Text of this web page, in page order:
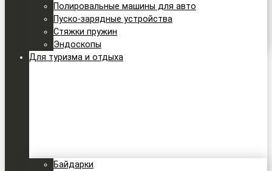
Полировальные машины для авто
Пуско-зарядные устройства
Стяжки пружин
Эндоскопы
Для туризма и отдыха
Байдарки